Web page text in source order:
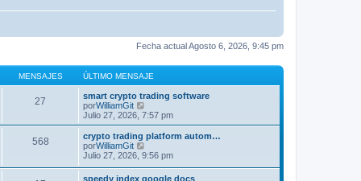
Fecha actual Agosto 6, 2026, 9:45 pm
MENSAJES ÚLTIMO MENSAJE
27
smart crypto trading software
porWilliamGit
e
r
ú
l
t
m
Julio 27, 2026, 7:57 pm
568
crypto trading platform autom…
porWilliamGit
e
Julio 27, 2026, 9:56 pm
speedy index google docs